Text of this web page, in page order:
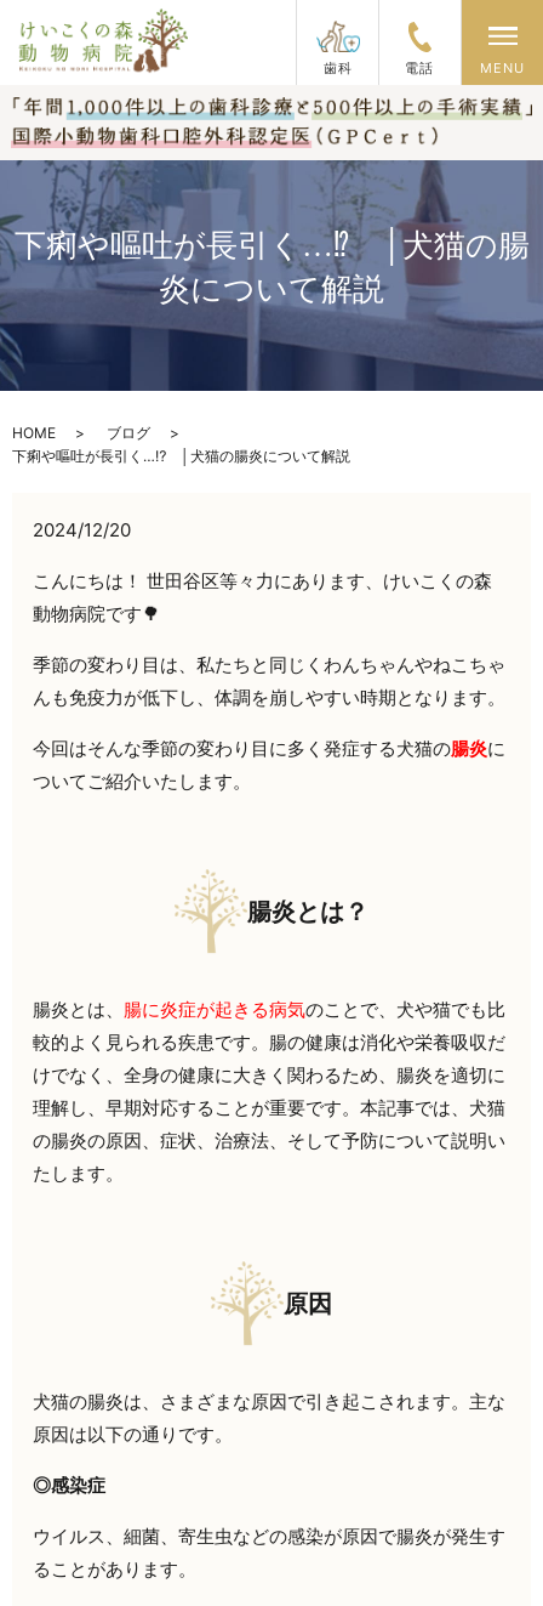
歯科 電話
メ
MENU
下痢や嘔吐が長引く…⁉ │犬猫の腸
炎について解説
HOME
ブログ
下痢や嘔吐が長引く…⁉ │犬猫の腸炎について解説
2024/12/20
こんにちは！ 世田谷区等々力にあります、けいこくの森
動物病院です🌳
季節の変わり目は、私たちと同じくわんちゃんやねこちゃ
んも免疫力が低下し、体調を崩しやすい時期となります。
今回はそんな季節の変わり目に多く発症する犬猫の腸炎に
ついてご紹介いたします。
腸炎とは？
腸炎とは、 腸に炎症が起きる病気のことで、犬や猫でも比
較的よく見られる疾患です。腸の健康は消化や栄養吸収だ
けでなく、全身の健康に大きく関わるため、腸炎を適切に
理解し、早期対応することが重要です。本記事では、犬猫
の腸炎の原因、症状、治療法、そして予防について説明い
たします。
原因
犬猫の腸炎は、さまざまな原因で引き起こされます。主な
原因は以下の通りです。
◎感染症
ウイルス、細菌、寄生虫などの感染が原因で腸炎が発生す
ることがあります。